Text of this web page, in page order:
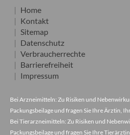
Home
Kontakt
Sitemap
Datenschutz
Verbraucherrechte
Barrierefreiheit
Impressum
Bei Arzneimitteln: Zu Risiken und
Packungsbeilage und fragen Sie Ihre Ärztin,
Bei Tierarzneimitteln: Zu Risiken und
Packungsbeilage und fragen Sie Ihre